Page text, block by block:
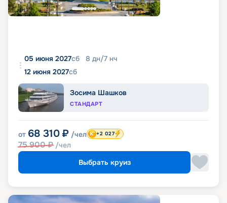
05 июня 2027сб 8 дн/7 нч
12 июня 2027сб
Зосима Шашков
СТАНДАРТ
от 68 310 ₽ /чел
75 900₽ /чел
+2 027
Выбрать круиз